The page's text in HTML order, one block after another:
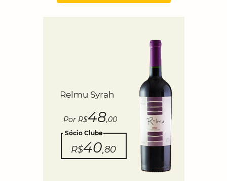
Relmu Syrah
Por R$48,00
Sócio Clube
R$40,80